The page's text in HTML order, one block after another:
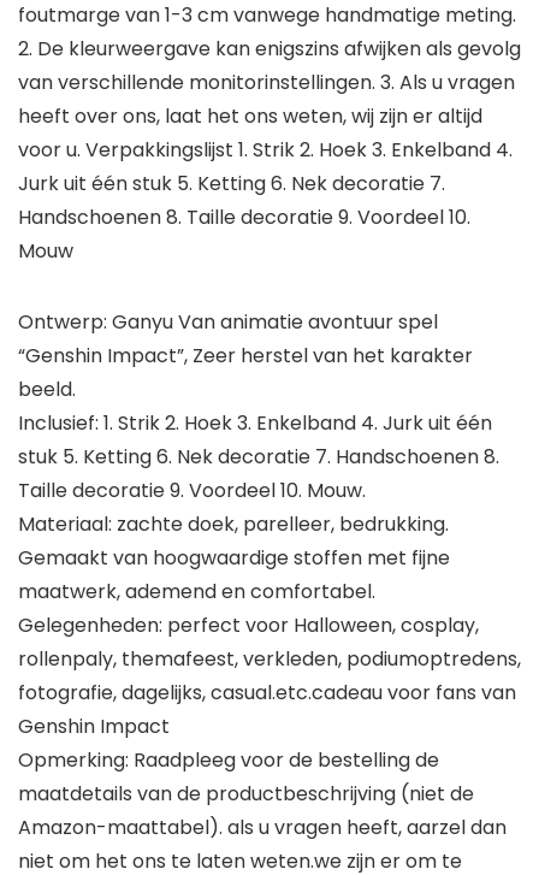
foutmarge van 1-3 cm vanwege handmatige meting.
2. De kleurweergave kan enigszins afwijken als gevolg
van verschillende monitorinstellingen. 3. Als u vragen
heeft over ons, laat het ons weten, wij zijn er altijd
voor u. Verpakkingslijst 1. Strik 2. Hoek 3. Enkelband 4.
Jurk uit één stuk 5. Ketting 6. Nek decoratie 7.
Handschoenen 8. Taille decoratie 9. Voordeel 10.
Mouw
Ontwerp: Ganyu Van animatie avontuur spel
“Genshin Impact”, Zeer herstel van het karakter
beeld.
Inclusief: 1. Strik 2. Hoek 3. Enkelband 4. Jurk uit één
stuk 5. Ketting 6. Nek decoratie 7. Handschoenen 8.
Taille decoratie 9. Voordeel 10. Mouw.
Materiaal: zachte doek, parelleer, bedrukking.
Gemaakt van hoogwaardige stoffen met fijne
maatwerk, ademend en comfortabel.
Gelegenheden: perfect voor Halloween, cosplay,
rollenpaly, themafeest, verkleden, podiumoptredens,
fotografie, dagelijks, casual.etc.cadeau voor fans van
Genshin Impact
Opmerking: Raadpleeg voor de bestelling de
maatdetails van de productbeschrijving (niet de
Amazon-maattabel). als u vragen heeft, aarzel dan
niet om het ons te laten weten.we zijn er om te